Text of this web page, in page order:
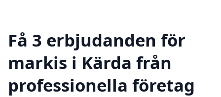
Få 3 erbjudanden för
markis i Kärda från
professionella företag